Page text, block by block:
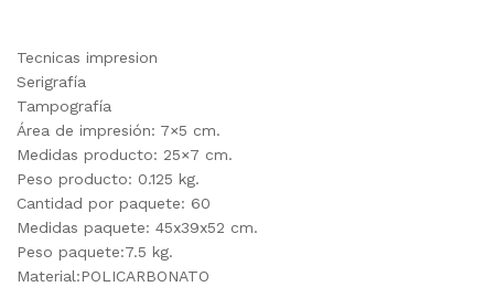
Tecnicas impresion
Serigrafía
Tampografía
Área de impresión: 7×5 cm.
Medidas producto: 25×7 cm.
Peso producto: 0.125 kg.
Cantidad por paquete: 60
Medidas paquete: 45x39x52 cm.
Peso paquete:7.5 kg.
Material:POLICARBONATO